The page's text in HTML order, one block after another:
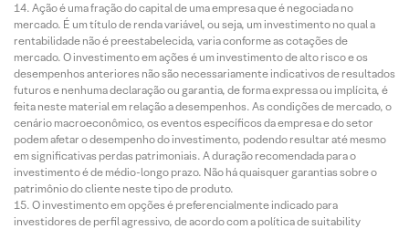
Ação é uma fração do capital de uma empresa que é negociada no
mercado. É um título de renda variável, ou seja, um investimento no qual a
rentabilidade não é preestabelecida, varia conforme as cotações de
mercado. O investimento em ações é um investimento de alto risco e os
desempenhos anteriores não são necessariamente indicativos de resultados
futuros e nenhuma declaração ou garantia, de forma expressa ou implícita, é
feita neste material em relação a desempenhos. As condições de mercado, o
cenário macroeconômico, os eventos específicos da empresa e do setor
podem afetar o desempenho do investimento, podendo resultar até mesmo
em significativas perdas patrimoniais. A duração recomendada para o
investimento é de médio-longo prazo. Não há quaisquer garantias sobre o
patrimônio do cliente neste tipo de produto.
O investimento em opções é preferencialmente indicado para
investidores de perfil agressivo, de acordo com a política de suitability